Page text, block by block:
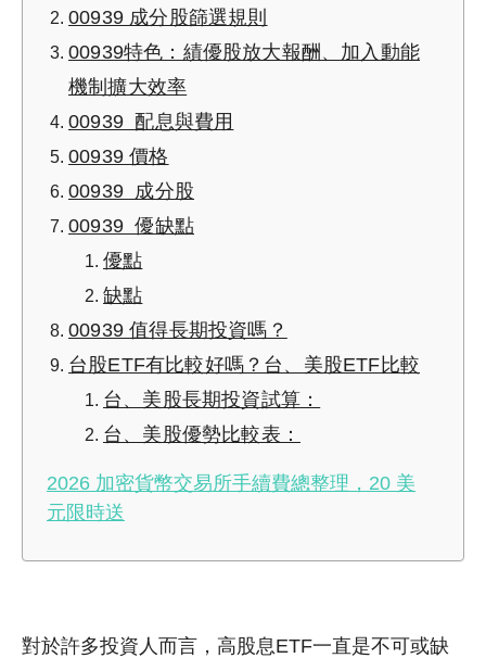
00939 成分股篩選規則
00939特色：績優股放大報酬、加入動能
機制擴大效率
00939 配息與費用
00939 價格
00939 成分股
00939 優缺點
優點
缺點
00939 值得長期投資嗎？
台股ETF有比較好嗎？台、美股ETF比較
台、美股長期投資試算：
台、美股優勢比較表：
2026 加密貨幣交易所手續費總整理，20 美
元限時送
對於許多投資人而言，高股息ETF一直是不可或缺